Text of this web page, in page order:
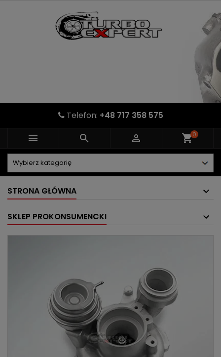
Telefon: +48 717 358 575
   shopping_cart0
STRONA GŁÓWNA
SKLEP PROKONSUMENCKI